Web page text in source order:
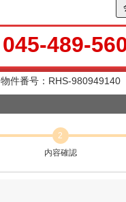
045-489-
物件番号：RHS-980949140
2
内容確認